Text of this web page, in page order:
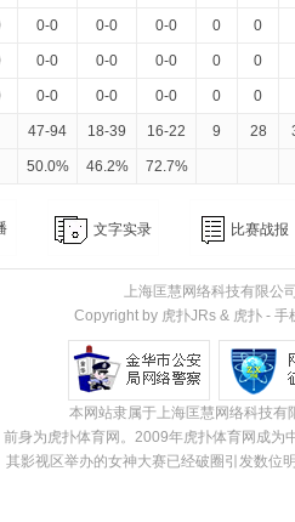
0-0 0-0 0-0 0 0
0-0 0-0 0-0 0 0
0-0 0-0 0-0 0 0
47-94 18-39 16-22 9 28
50.0% 46.2% 72.7%
文字实录 比赛战报
上海匡慧网络科技有限公
Copyright by 虎扑JRs & 虎扑 - 手
本网站隶属于上海匡慧网络科技
身为虎扑体育网。2009年虎扑体育网成
其影视区举办的女神大赛已经破圈引发数位